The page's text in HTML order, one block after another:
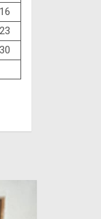
16
23
30